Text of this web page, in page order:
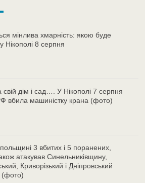
мінлива хмарність: якою буде
Нікополі 8 серпня
дім і сад…. У Нікополі 7 серпня
вбила машиністку крана (фото)
3 вбитих і 5 поранених,
атакував Синельниківщину,
Криворізький і Дніпровський
(фото)